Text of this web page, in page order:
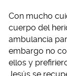
Con mucho
cuerpo del
ambulancia
embargo no
ellos y